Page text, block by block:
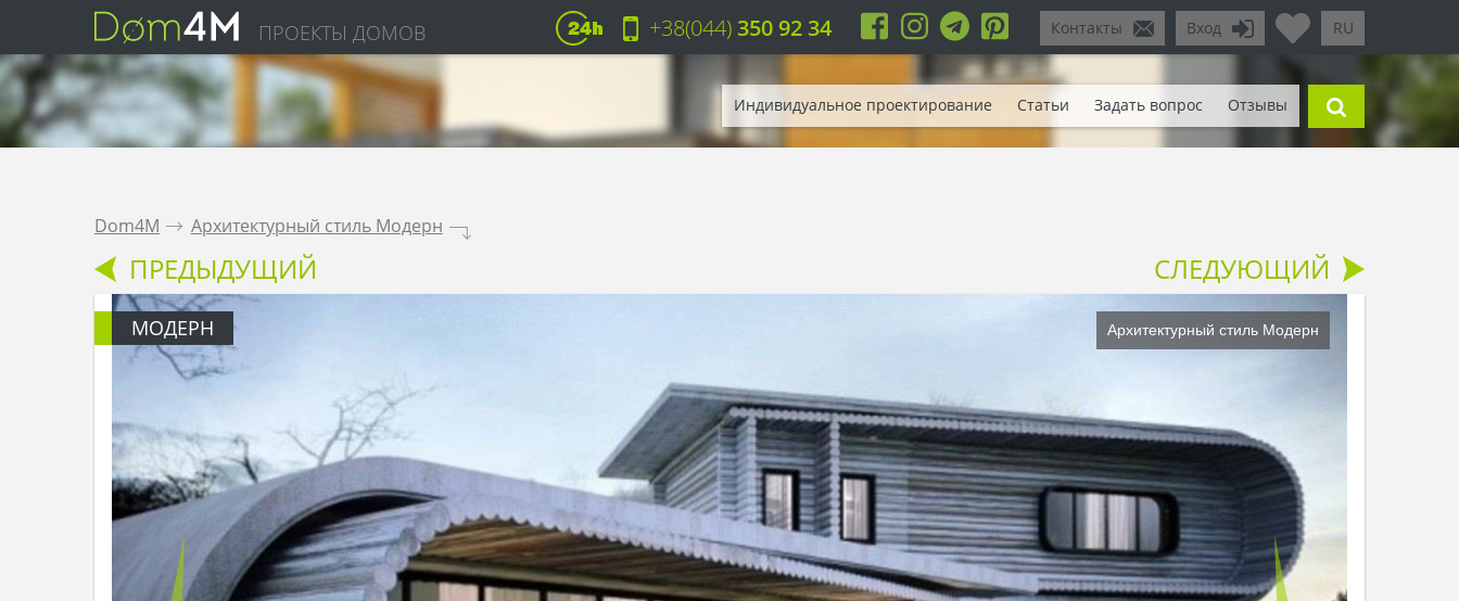
ПРОЕКТЫ ДОМОВ RU
Вход
Контакты
+38(044)350 92 34
Индивидуальное проектирование Статьи Задать вопрос Отзывы
Dom4M . Архитектурный стиль Модерн .
ПРЕДЫДУЩИЙ СЛЕДУЮЩИЙ
МОДЕРН Архитектурный стиль Модерн